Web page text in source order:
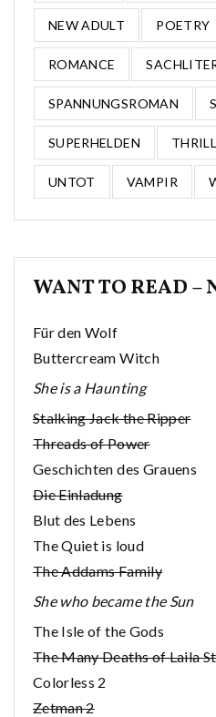
NEW ADULT POETRY
ROMANCE
SPANNUNGSROMAN
SUPERHELDEN
UNTOT VAMPIR
WANT TO READ –
Für den Wolf
Buttercream Witch
She is a Haunting
Stalking Jack the Ripper
Threads of Power
Geschichten des Grauens
Die Einladung
Blut des Lebens
The Quiet is loud
The Addams Family
She who became the Sun
The Isle of the Gods
The Many Deaths of Laila
Colorless 2
Zetman 2